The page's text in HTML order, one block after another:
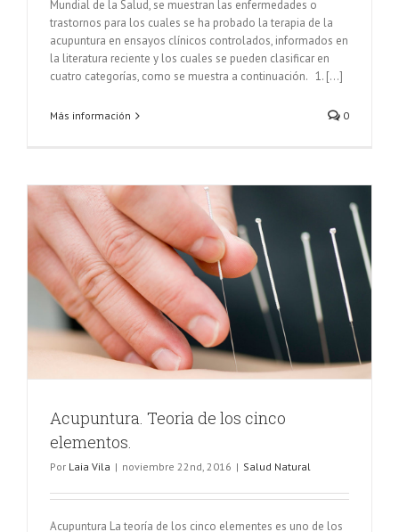
Mundial de la Salud, se muestran las enfermedades o
trastornos para los cuales se ha probado la terapia de la
acupuntura en ensayos clínicos controlados, informados en
la literatura reciente y los cuales se pueden clasificar en
cuatro categorías, como se muestra a continuación. 1. [...]
Más información 0
Acupuntura. Teoria de los cinco
elementos.
Por Laia Vila | noviembre 22nd, 2016 | Salud Natural
Acupuntura La teoría de los cinco elementes es uno de los